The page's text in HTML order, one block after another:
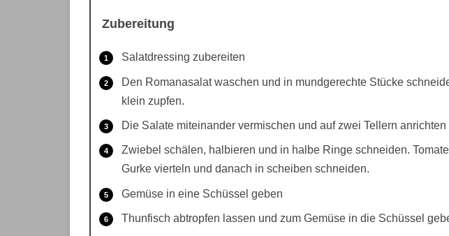
Zubereitung
Salatdressing zubereiten
Den Romanasalat waschen und in mundgerechte Stücke
klein zupfen.
Die Salate miteinander vermischen und auf zwei Tellern anrichten
Zwiebel schälen, halbieren und in halbe Ringe schneiden.
Gurke vierteln und danach in scheiben schneiden.
Gemüse in eine Schüssel geben
Thunfisch abtropfen lassen und zum Gemüse in die Schüssel